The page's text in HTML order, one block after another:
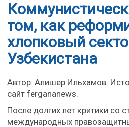
том, как
хлопковый
Узбекистана
Автор: Алишер Ильхамов.
сайт fergananews.
После долгих лет критики со
международных